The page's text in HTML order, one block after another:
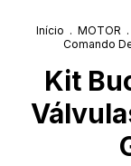
Início . MOTOR .
Comando
Kit